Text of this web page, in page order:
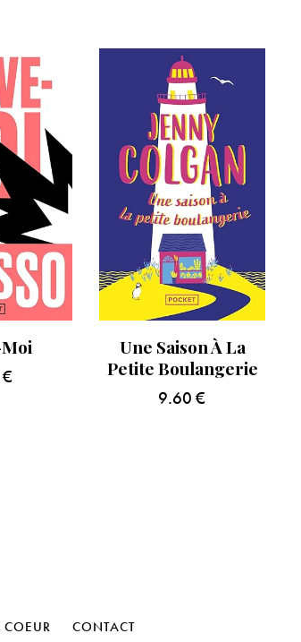
€
Une Saison À La
Petite Boulangerie
9.60 €
CONTACT